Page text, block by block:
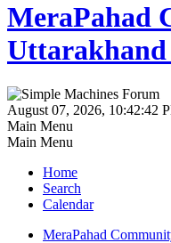
MeraPahad
Uttarakhand
August 07, 2026, 10:42:42
Main Menu
Main Menu
Home
Search
Calendar
MeraPahad